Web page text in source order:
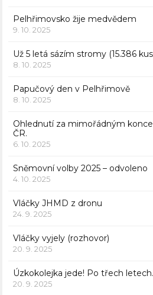
Pelhřimovsko žije medvědem
9. 10. 2025
Už 5 letá sázím stromy (15.386
8. 10. 2025
Papučový den v Pelhřimově
8. 10. 2025
Ohlednutí za mimořádným
ČR.
6. 10. 2025
Sněmovní volby 2025 – odvoleno
4. 10. 2025
Vláčky JHMD z dronu
24. 9. 2025
Vláčky vyjely (rozhovor)
20. 9. 2025
Úzkokolejka jede! Po třech letech.
20. 9. 2025